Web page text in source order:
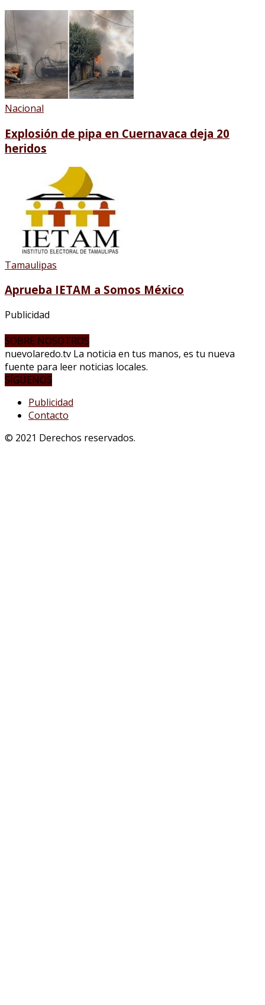
Nacional
Explosión de pipa en Cuernavaca deja 20
heridos
Tamaulipas
Aprueba IETAM a Somos México
Publicidad
SOBRE NOSOTROS
nuevolaredo.tv La noticia en tus manos, es tu nueva
fuente para leer noticias locales.
SÍGUENOS
Publicidad
Contacto
© 2021 Derechos reservados.